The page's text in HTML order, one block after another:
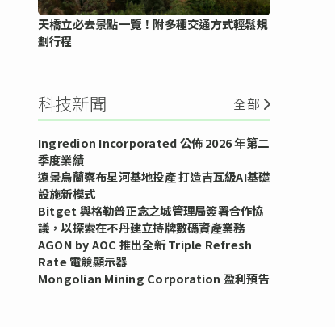
天橋立必去景點一覽！附多種交通方式輕鬆規
劃行程
科技新聞 全部
Ingredion Incorporated 公佈 2026 年第二
季度業績
遠景烏蘭察布星河基地投產 打造吉瓦級AI基礎
設施新模式
Bitget 與格勒普正念之城管理局簽署合作協
議，以探索在不丹建立持牌數碼資產業務
AGON by AOC 推出全新 Triple Refresh
Rate 電競顯示器
Mongolian Mining Corporation 盈利預告